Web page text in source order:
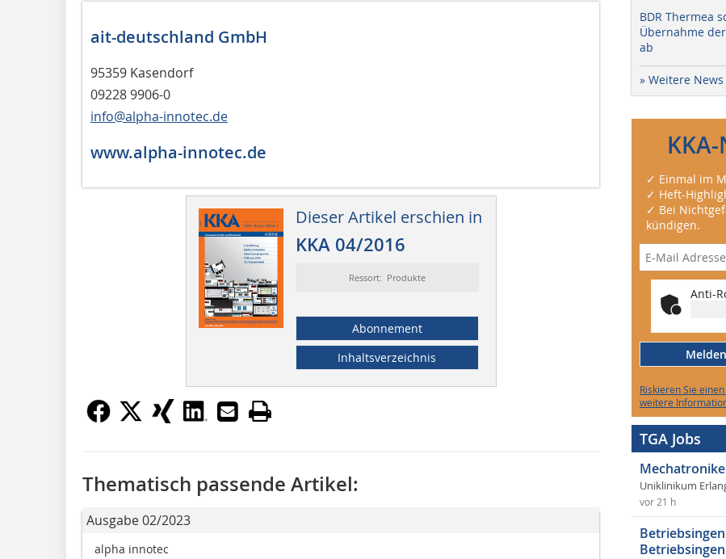
ait-deutschland GmbH
95359 Kasendorf
09228 9906-0
info@alpha-innotec.de
www.alpha-innotec.de
Dieser Artikel erschien in
KKA 04/2016
Ressort: Produkte
Abonnement
Inhaltsverzeichnis
Thematisch passende Artikel:
Ausgabe 02/2023
alpha innotec
BDR Thermea
Übernahme
ab
» Weitere News
✓ Einmal im
✓ Heft-
✓ Bei
kündigen.
Anti-
Riskieren Sie
weitere
TGA Jobs
Uniklinikum
vor 21 h